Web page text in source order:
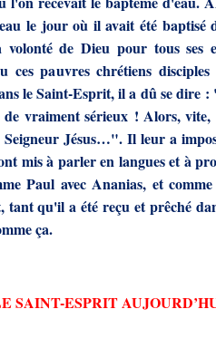
le jour où il avait été
volonté de Dieu pour tous
pauvres chrétiens
le Saint-Esprit, il a dû se dire
vraiment sérieux ! Alors,
Seigneur Jésus…". Il leur a
mis à parler en langues et à
Paul avec Ananias, et
tant qu'il a été reçu et prêché
ça.
SAINT-ESPRIT